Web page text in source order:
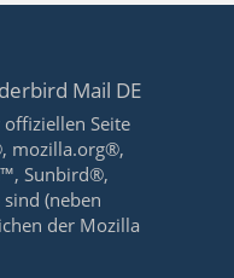
Mail DE
offiziellen Seite
mozilla.org®,
Sunbird®,
(neben
der Mozilla